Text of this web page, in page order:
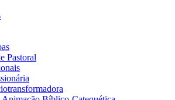
Pastoral